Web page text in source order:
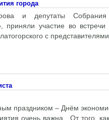
города
и депутаты Собрания
приняли участие во
с
праздником – Днём
очень важна. От того,